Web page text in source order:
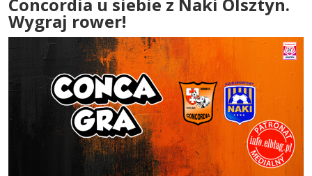
Wygraj rower!